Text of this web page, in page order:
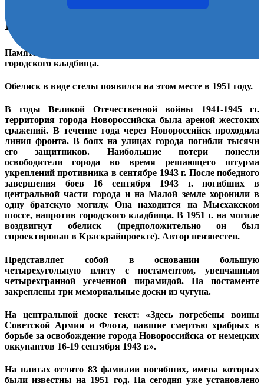
Новороссийска
Памятник расположен по Мысхакскому шоссе в районе
городского кладбища.
Обелиск в виде стелы появился на этом месте в 1951 году.
В годы Великой Отечественной войны 1941-1945 гг.
территория города Новороссийска была ареной жестоких
сражений. В течение года через Новороссийск проходила
линия фронта. В боях на улицах города погибли тысячи
его защитников. Наибольшие потери понесли
освободители города во время решающего штурма
укреплений противника в сентябре 1943 г. После победного
завершения боев 16 сентября 1943 г. погибших в
центральной части города и на Малой земле хоронили в
одну братскую могилу. Она находится на Мысхакском
шоссе, напротив городского кладбища. В 1951 г. на могиле
воздвигнут обелиск (предположительно он был
спроектирован в Краскрайпроекте). Автор неизвестен.
Представляет собой в основании большую
четырехугольную плиту с постаментом, увенчанным
четырехгранной усеченной пирамидой. На постаменте
закреплены три мемориальные доски из чугуна.
На центральной доске текст: «Здесь погребены воины
Советской Армии и Флота, павшие смертью храбрых в
борьбе за освобождение города Новороссийска от немецких
оккупантов 16-19 сентября 1943 г.».
На плитах отлито 83 фамилии погибших, имена которых
были известны на 1951 год. На сегодня уже установлено